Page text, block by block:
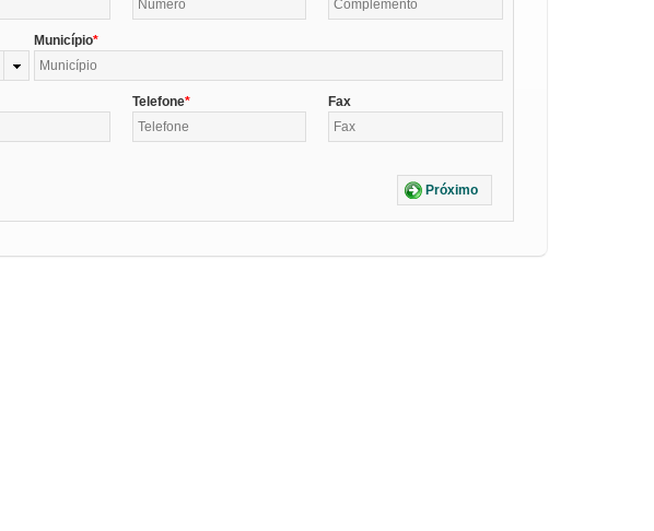
Município
Telefone Fax
Próximo